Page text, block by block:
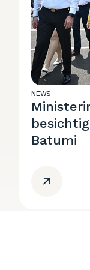
NEWS
Batumi